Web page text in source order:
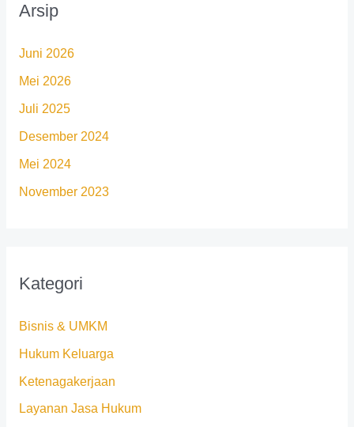
Arsip
Juni 2026
Mei 2026
Juli 2025
Desember 2024
Mei 2024
November 2023
Kategori
Bisnis & UMKM
Hukum Keluarga
Ketenagakerjaan
Layanan Jasa Hukum